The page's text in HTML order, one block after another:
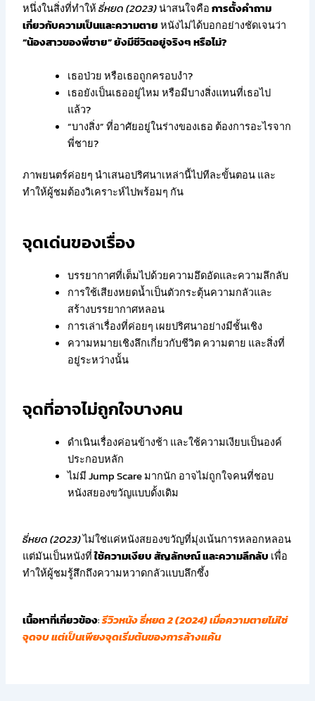
หนึ่งในสิ่งที่ทำให้ธี่หยด (2023)น่าสนใจคือการตั้งคำถาม
เกี่ยวกับความเป็นและความตายหนังไม่ได้บอกอย่างชัดเจนว่า
“น้องสาวของพี่ชาย” ยังมีชีวิตอยู่จริงๆ หรือไม่?
เธอป่วย หรือเธอถูกครอบงำ?
เธอยังเป็นเธออยู่ไหม หรือมีบางสิ่งแทนที่เธอไป
แล้ว?
“บางสิ่ง” ที่อาศัยอยู่ในร่างของเธอ ต้องการอะไรจาก
พี่ชาย?
ภาพยนตร์ค่อยๆ นำเสนอปริศนาเหล่านี้ไปทีละขั้นตอน และ
ทำให้ผู้ชมต้องวิเคราะห์ไปพร้อมๆ กัน
จุดเด่นของเรื่อง
บรรยากาศที่เต็มไปด้วยความอึดอัดและความลึกลับ
การใช้เสียงหยดน้ำเป็นตัวกระตุ้นความกลัวและ
สร้างบรรยากาศหลอน
การเล่าเรื่องที่ค่อยๆ เผยปริศนาอย่างมีชั้นเชิง
ความหมายเชิงลึกเกี่ยวกับชีวิต ความตาย และสิ่งที่
อยู่ระหว่างนั้น
จุดที่อาจไม่ถูกใจบางคน
ดำเนินเรื่องค่อนข้างช้า และใช้ความเงียบเป็นองค์
ประกอบหลัก
ไม่มี Jump Scare มากนัก อาจไม่ถูกใจคนที่ชอบ
หนังสยองขวัญแบบดั้งเดิม
ธี่หยด (2023)ไม่ใช่แค่หนังสยองขวัญที่มุ่งเน้นการหลอกหลอน
แต่มันเป็นหนังที่ใช้ความเงียบ สัญลักษณ์ และความลึกลับ เพื่อ
ทำให้ผู้ชมรู้สึกถึงความหวาดกลัวแบบลึกซึ้ง
เนื้อหาที่เกี่ยวข้อง:รีวิวหนัง ธี่หยด 2 (2024) เมื่อความตายไม่ใช่
จุดจบ แต่เป็นเพียงจุดเริ่มต้นของการล้างแค้น